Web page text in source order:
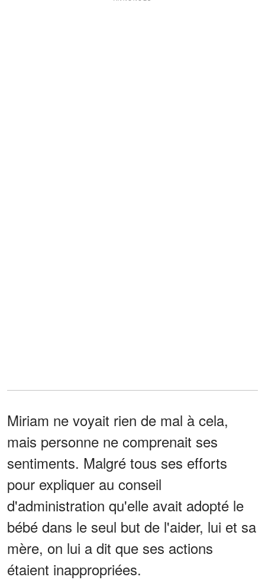
Miriam ne voyait rien de mal à cela,
mais personne ne comprenait ses
sentiments. Malgré tous ses efforts
pour expliquer au conseil
d'administration qu'elle avait adopté le
bébé dans le seul but de l'aider, lui et sa
mère, on lui a dit que ses actions
étaient inappropriées.